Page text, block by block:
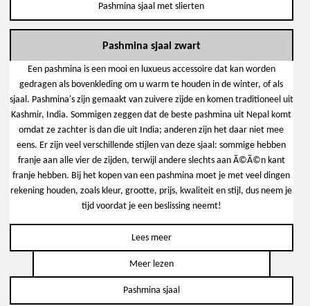
Pashmina sjaal met slierten
Pashmina sjaal zwart
Een pashmina is een mooi en luxueus accessoire dat kan worden
gedragen als bovenkleding om u warm te houden in de winter, of als
sjaal. Pashmina's zijn gemaakt van zuivere zijde en komen traditioneel uit
Kashmir, India. Sommigen zeggen dat de beste pashmina uit Nepal komt
omdat ze zachter is dan die uit India; anderen zijn het daar niet mee
eens. Er zijn veel verschillende stijlen van deze sjaal: sommige hebben
franje aan alle vier de zijden, terwijl andere slechts aan Ã©Ã©n kant
franje hebben. Bij het kopen van een pashmina moet je met veel dingen
rekening houden, zoals kleur, grootte, prijs, kwaliteit en stijl, dus neem je
tijd voordat je een beslissing neemt!
Lees meer
Meer lezen
Pashmina sjaal